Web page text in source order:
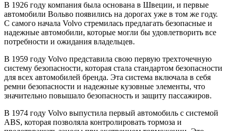
В 1926 году компания была основана в Швеции, и первые
автомобили Вольво появились на дорогах уже в том же году.
С самого начала Volvo стремилась предлагать безопасные и
надежные автомобили, которые могли бы удовлетворить все
потребности и ожидания владельцев.
В 1959 году Volvo представила свою первую трехточечную
систему безопасности, которая стала стандартом безопасности
для всех автомобилей бренда. Эта система включала в себя
ремни безопасности и надежные кузовные элементы, что
значительно повышало безопасность и защиту пассажиров.
В 1974 году Volvo выпустила первый автомобиль с системой
ABS, которая позволяла контролировать тормоза и